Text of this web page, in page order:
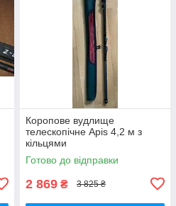
Коропове вудлище
телескопічне Apis 4,2 м з
кільцями
Готово до відправки
2 869 ₴ 3 825 ₴